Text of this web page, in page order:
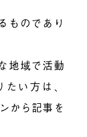
ものであり
地域で活動
い方は、
から記事を